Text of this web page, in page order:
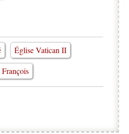
Église Vatican II
François